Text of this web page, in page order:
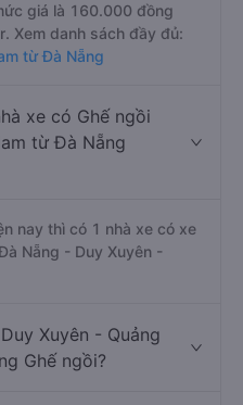
giá là 160.000 đồng
Xem danh sách đầy đủ:
từ Đà Nẵng
xe có Ghế ngồi
từ Đà Nẵng
nay thì có 1 nhà xe có xe
Nẵng - Duy Xuyên -
Xuyên - Quảng
Ghế ngồi?